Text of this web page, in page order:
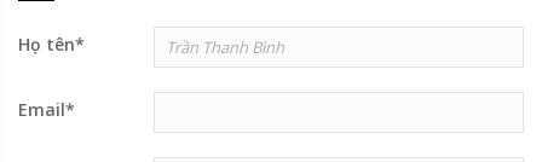
Họ tên*
Email*